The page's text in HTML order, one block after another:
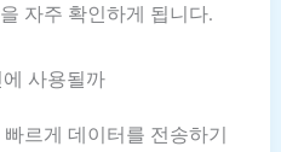
자주 확인하게 됩니다.
에 사용될까
르게 데이터를 전송하기